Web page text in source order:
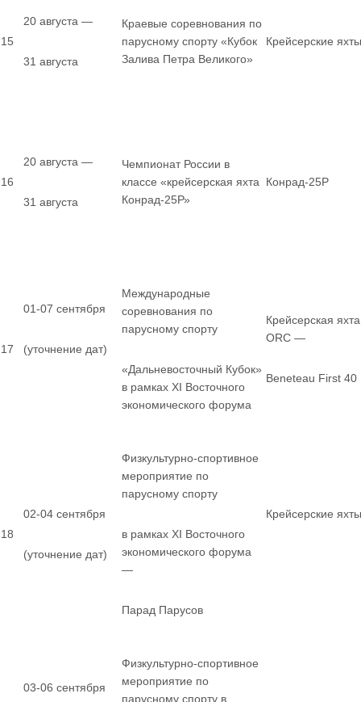
15
20 августа —
31 августа
Краевые соревнования по
парусному спорту «Кубок
Залива Петра Великого»
Крейсерские яхты
16
20 августа —
31 августа
Чемпионат России в
классе «крейсерская яхта
Конрад-25Р»
Конрад-25Р
17
01-07 сентября
(уточнение дат)
Международные
соревнования по
парусному спорту
«Дальневосточный Кубок»
в рамках XI Восточного
экономического форума
Крейсерская яхта
ORC —
Beneteau First 40
18
02-04 сентября
(уточнение дат)
Физкультурно-спортивное
мероприятие по
парусному спорту
в рамках XI Восточного
экономического форума
—
Парад Парусов
Крейсерские яхты
03-06 сентября
Физкультурно-спортивное
мероприятие по
парусному спорту в